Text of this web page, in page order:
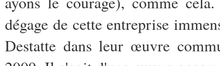
dégage de cette entreprise
Destatte dans leur œuvre